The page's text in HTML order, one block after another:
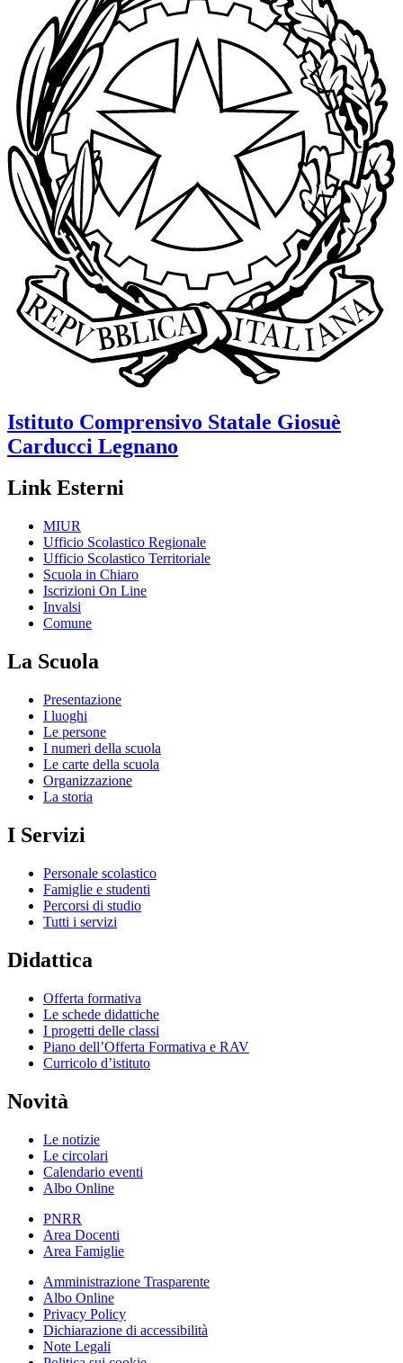
Istituto Comprensivo Statale Giosuè
Carducci Legnano
Link Esterni
MIUR
Ufficio Scolastico Regionale
Ufficio Scolastico Territoriale
Scuola in Chiaro
Iscrizioni On Line
Invalsi
Comune
La Scuola
Presentazione
I luoghi
Le persone
I numeri della scuola
Le carte della scuola
Organizzazione
La storia
I Servizi
Personale scolastico
Famiglie e studenti
Percorsi di studio
Tutti i servizi
Didattica
Offerta formativa
Le schede didattiche
I progetti delle classi
Piano dell’Offerta Formativa e RAV
Curricolo d’istituto
Novità
Le notizie
Le circolari
Calendario eventi
Albo Online
PNRR
Area Docenti
Area Famiglie
Amministrazione Trasparente
Albo Online
Privacy Policy
Dichiarazione di accessibilità
Note Legali